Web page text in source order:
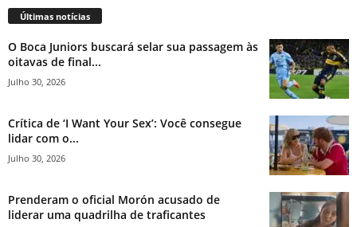
Últimas notícias
O Boca Juniors buscará selar sua passagem às
oitavas de final...
Julho 30, 2026
Crítica de ‘I Want Your Sex’: Você consegue
lidar com o...
Julho 30, 2026
Prenderam o oficial Morón acusado de
liderar uma quadrilha de traficantes